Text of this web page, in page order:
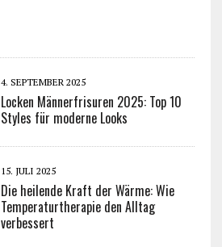
4. SEPTEMBER 2025
Locken Männerfrisuren 2025: Top 10
Styles für moderne Looks
15. JULI 2025
Die heilende Kraft der Wärme: Wie
Temperaturtherapie den Alltag
verbessert